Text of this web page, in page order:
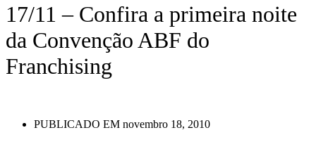
17/11 – Confira a primeira noite
da Convenção ABF do
Franchising
PUBLICADO EM novembro 18, 2010